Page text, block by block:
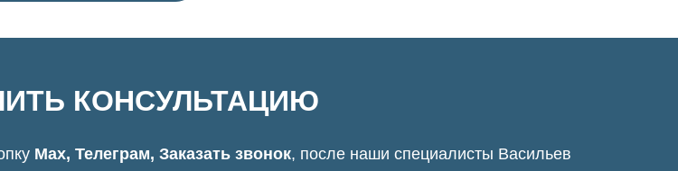
КОНСУЛЬТАЦИЮ
Max, Телеграм, Заказать звонок, после наши специалисты Васильев